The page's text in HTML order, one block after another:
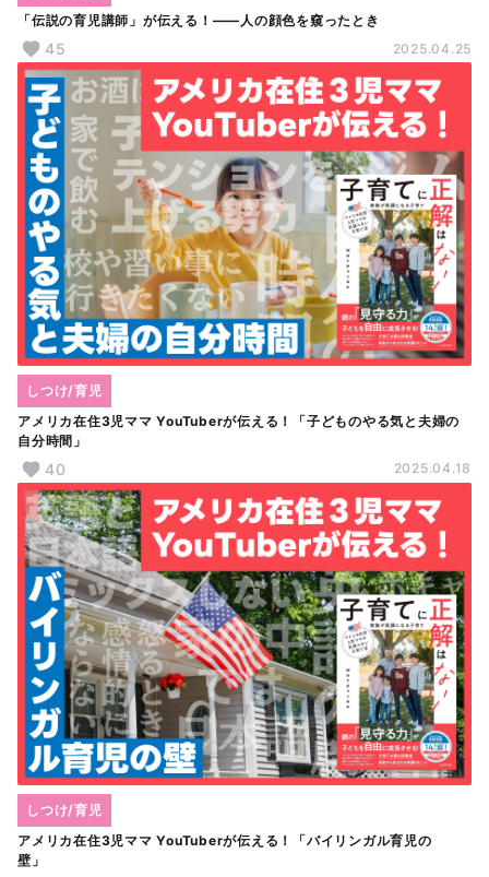
「伝説の育児講師」が伝える！――人の顔色を窺ったとき
45 2025.04.25
アメリカ在住3児ママ YouTuberが伝える！「子どものやる気と夫婦の
自分時間」
しつけ/育児
40 2025.04.18
アメリカ在住3児ママ YouTuberが伝える！「バイリンガル育児の
壁」
しつけ/育児